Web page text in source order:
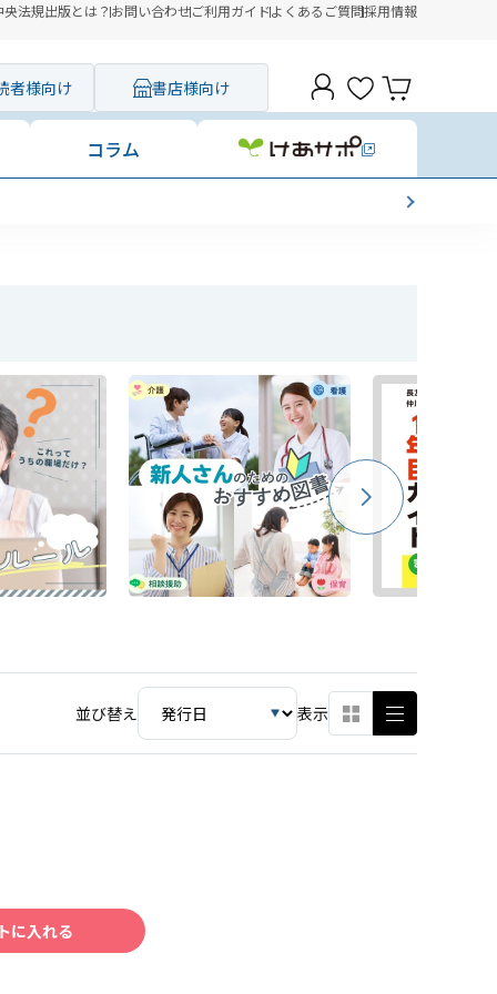
央法規出版とは？お問い合わせご利用ガイドよくあるご質問採用情報
者様向け 書店様向け
コラム
並び替え 表示
に入れる